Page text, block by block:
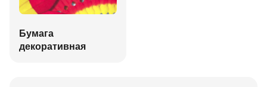
Бумага
декоративная